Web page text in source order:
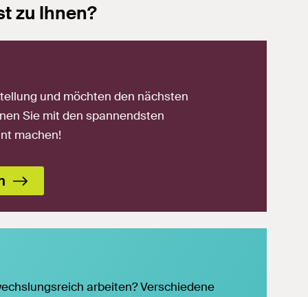
zu Ihnen?
und möchten den nächsten
Sie mit den spannendsten
machen!
arbeiten? Verschiedene